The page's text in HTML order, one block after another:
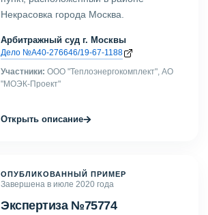
Некрасовка города Москва.
Арбитражный суд г. Москвы
Дело №А40-276646/19-67-1188
Участники: ООО "Теплоэнергокомплект", АО
"МОЭК-Проект"
Открыть описание→
ОПУБЛИКОВАННЫЙ ПРИМЕР
Завершена в июле 2020 года
Экспертиза №75774